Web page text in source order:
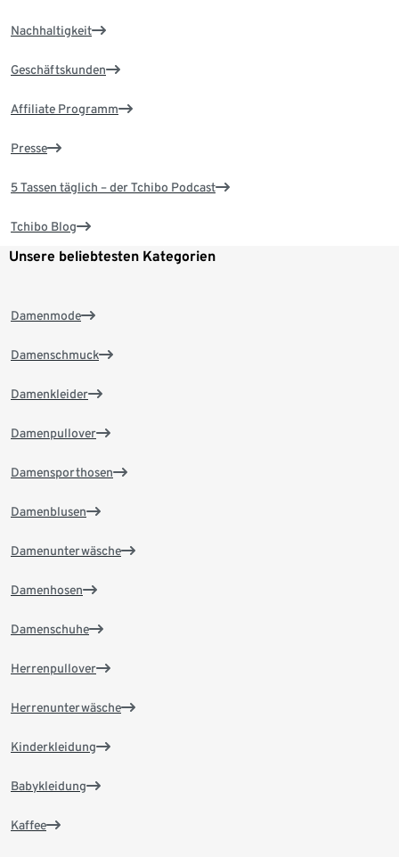
Nachhaltigkeit
Geschäftskunden
Affiliate Programm
Presse
5 Tassen täglich – der Tchibo Podcast
Tchibo Blog
Unsere beliebtesten Kategorien
Damenmode
Damenschmuck
Damenkleider
Damenpullover
Damensporthosen
Damenblusen
Damenunterwäsche
Damenhosen
Damenschuhe
Herrenpullover
Herrenunterwäsche
Kinderkleidung
Babykleidung
Kaffee